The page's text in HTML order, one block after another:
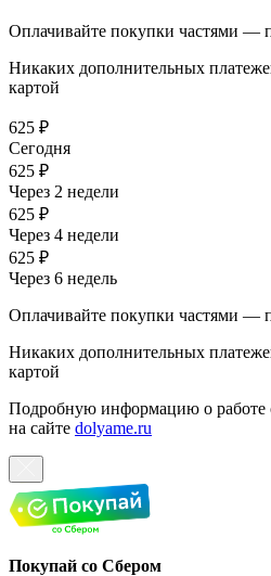
Оплачивайте покупки частями —
Никаких дополнительных
картой
625 ₽
Сегодня
625 ₽
Через 2 недели
625 ₽
Через 4 недели
625 ₽
Через 6 недель
Оплачивайте покупки частями —
Никаких дополнительных
картой
Подробную информацию о работе
на сайте dolyame.ru
Покупай со Сбером